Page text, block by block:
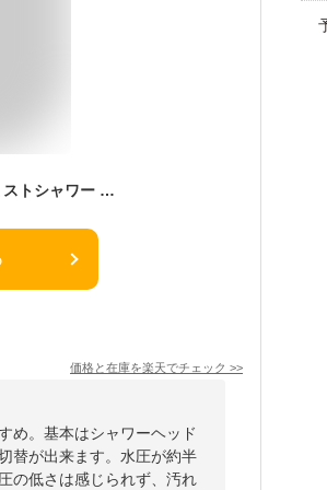
【正規品】SANEI ウルトラファインバブル ミストシャワー mitos ミトス PS3063-81XA-CMP 送料無料 正規品 シャワーヘッド FBミストシャワー 洗顔 節水 ナノバブル マイクロバブル マイクロナノバブル ミスト スキンケア PS306381C おしゃれ お風呂 三栄水栓 サンエー
価格と在庫を楽天でチェック >>
め。基本はシャワーヘッド
替が出来ます。水圧が約半
の低さは感じられず、汚れ